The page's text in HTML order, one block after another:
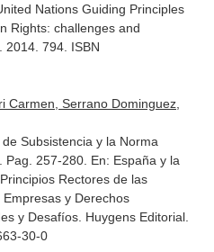
Nations Guiding Principles
Rights: challenges and
2014. 794. ISBN
Carmen, Serrano Dominguez,
Subsistencia y la Norma
Pag. 257-280. En: España y la
Rectores de las
y Derechos
y Desafíos. Huygens Editorial.
30-0